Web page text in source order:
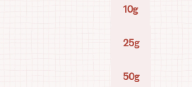
10g
25g
50g